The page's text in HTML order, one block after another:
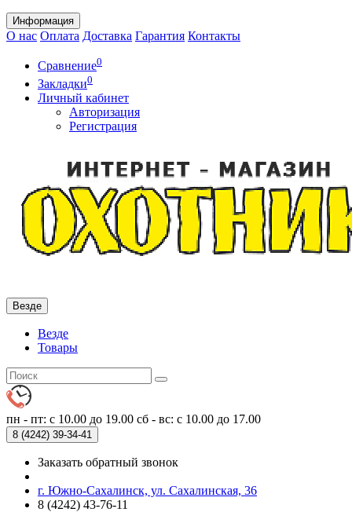
Информация
О нас Оплата Доставка Гарантия Контакты
Сравнение0
Закладки0
Личный кабинет
Авторизация
Регистрация
Везде
Везде
Товары
пн - пт: с 10.00 до 19.00 сб - вс: с 10.00 до 17.00
8 (4242) 39-34-41
Заказать обратный звонок
г. Южно-Сахалинск, ул. Сахалинская, 36
8 (4242) 43-76-11